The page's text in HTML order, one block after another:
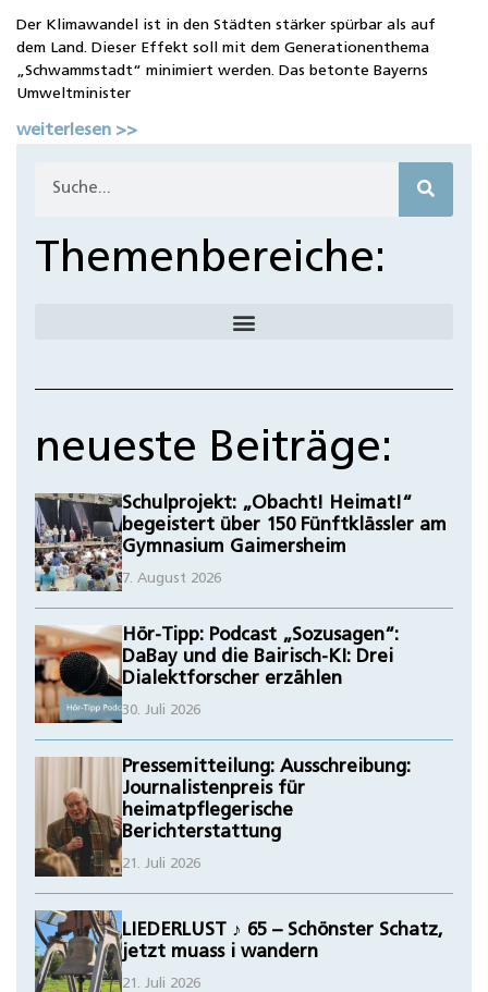
Der Klimawandel ist in den Städten stärker spürbar als auf
dem Land. Dieser Effekt soll mit dem Generationenthema
„Schwammstadt“ minimiert werden. Das betonte Bayerns
Umweltminister
weiterlesen >>
Themenbereiche:
neueste Beiträge:
Schulprojekt: „Obacht! Heimat!“
begeistert über 150 Fünftklässler am
Gymnasium Gaimersheim
7. August 2026
Hör-Tipp: Podcast „Sozusagen“:
DaBay und die Bairisch-KI: Drei
Dialektforscher erzählen
30. Juli 2026
Pressemitteilung: Ausschreibung:
Journalistenpreis für
heimatpflegerische
Berichterstattung
21. Juli 2026
LIEDERLUST ♪ 65 – Schönster Schatz,
jetzt muass i wandern
21. Juli 2026